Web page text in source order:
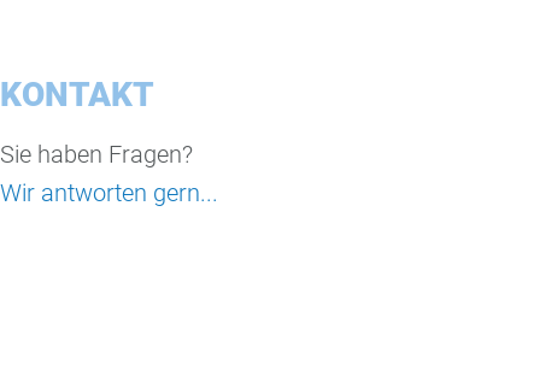
KONTAKT
Sie haben Fragen?
Wir antworten gern...